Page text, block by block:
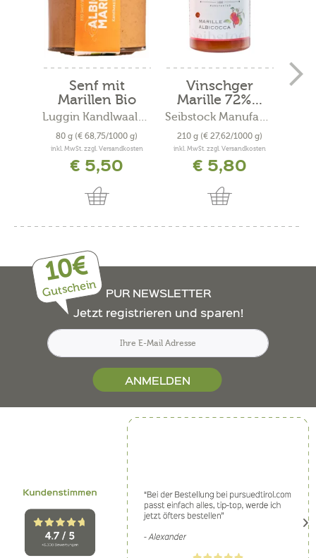
Senf mit
Marillen Bio
Luggin Kandlwaalhof
80 g (€ 68,75/1000 g)
inkl. MwSt. zzgl. Versandkosten
€ 5,50
Vinschger
Marille 72%...
Seibstock Manufaktur
210 g (€ 27,62/1000 g)
inkl. MwSt. zzgl. Versandkosten
€ 5,80
10€
Gutschein
PUR NEWSLETTER
Jetzt registrieren und sparen!
ANMELDEN